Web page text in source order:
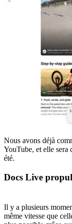
Nous avons déjà
YouTube, et elle sera
été.
Docs Live
Il y a plusieurs
même vitesse que